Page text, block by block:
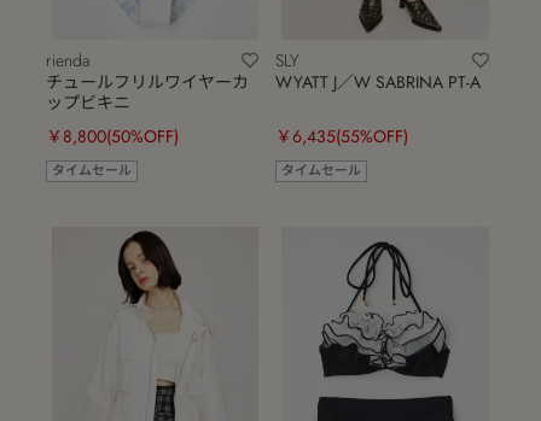
rienda
チュールフリルワイヤーカ
ップビキニ
￥8,800(50%OFF)
タイムセール
SLY
WYATT J／W SABRINA PT-A
￥6,435(55%OFF)
タイムセール